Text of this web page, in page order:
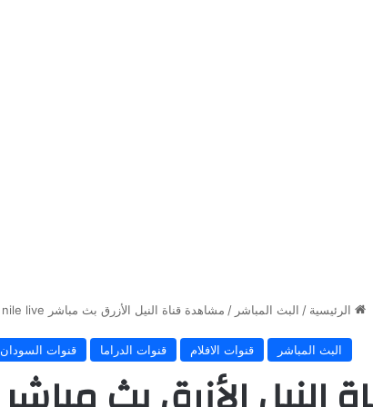
الرئيسية / البث المباشر / مشاهدة قناة النيل الأزرق بث مباشر blue nile live
البث المباشر قنوات الافلام قنوات الدراما قنوات السودان